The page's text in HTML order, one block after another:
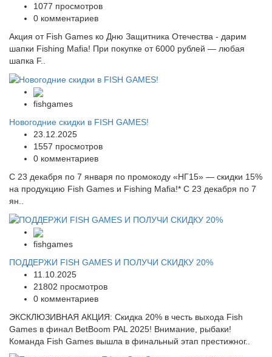
1077 просмотров
0 комментариев
Акция от Fish Games ко Дню Защитника Отечества - дарим
шапки Fishing Mafia! При покупке от 6000 рублей — любая
шапка F..
fishgames
Новогодние скидки в FISH GAMES!
23.12.2025
1557 просмотров
0 комментариев
С 23 декабря по 7 января по промокоду «НГ15» — скидки 15%
на продукцию Fish Games и Fishing Mafia!* С 23 декабря по 7
ян..
fishgames
ПОДДЕРЖИ FISH GAMES И ПОЛУЧИ СКИДКУ 20%
11.10.2025
21802 просмотров
0 комментариев
ЭКСКЛЮЗИВНАЯ АКЦИЯ: Скидка 20% в честь выхода Fish
Games в финал BetBoom PAL 2025! Внимание, рыбаки!
Команда Fish Games вышла в финальный этап престижног..